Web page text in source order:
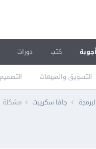
التسويق والمبيعات التصميم
كتب دورات
جافا سكريبت مشكلة